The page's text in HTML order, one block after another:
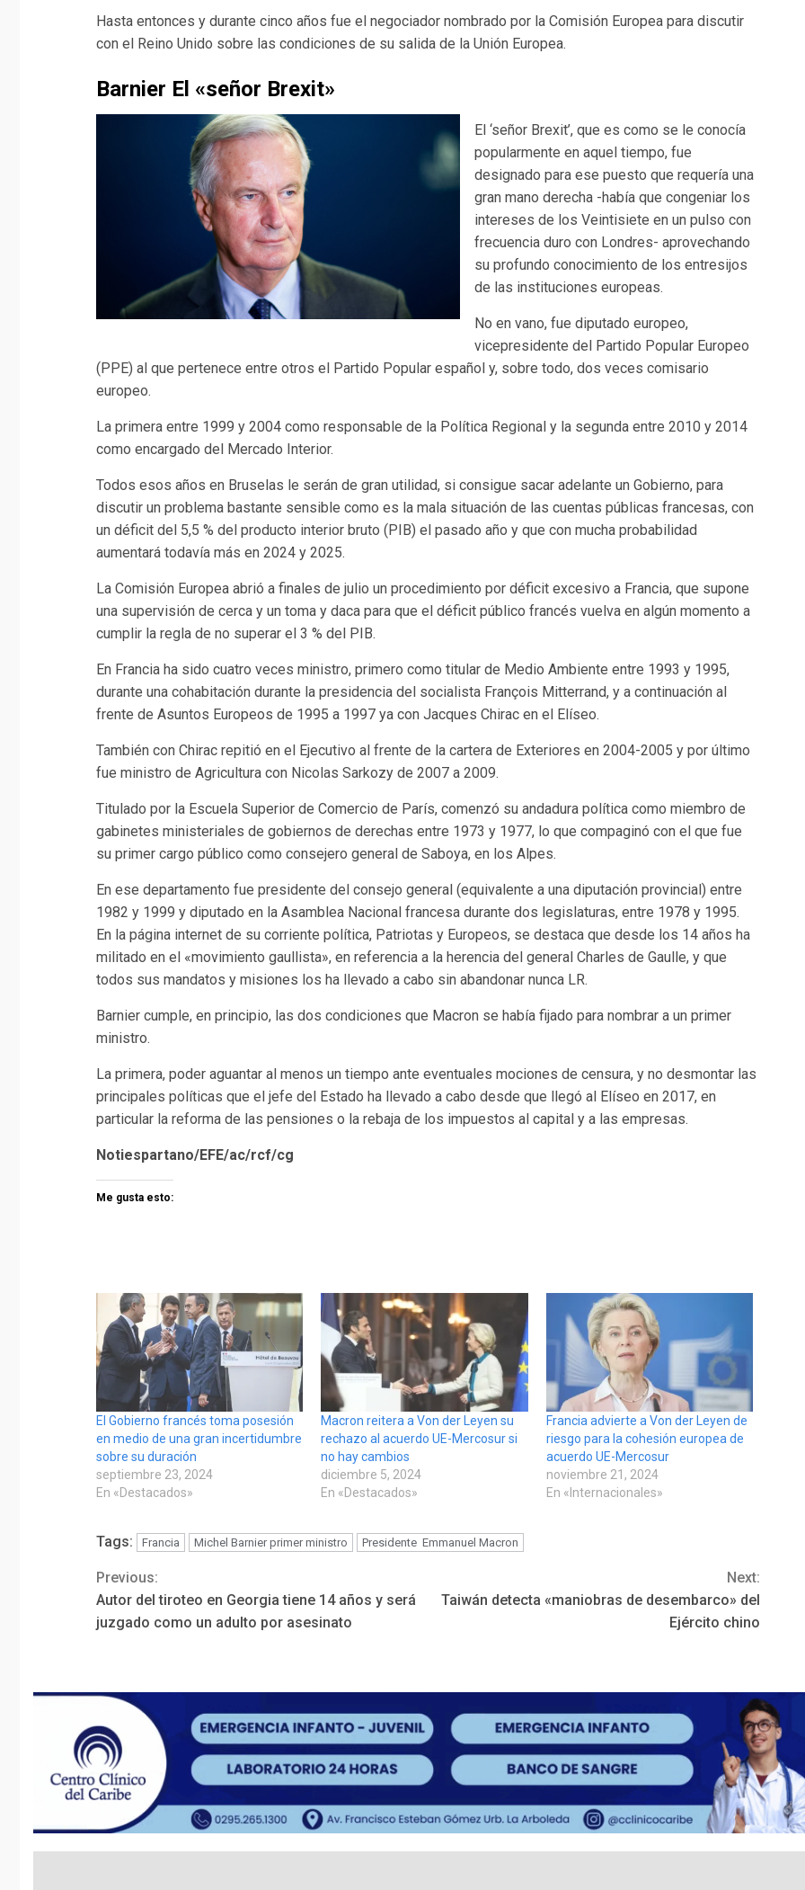
Hasta entonces y durante cinco años fue el negociador nombrado por la Comisión Europea para discutir
con el Reino Unido sobre las condiciones de su salida de la Unión Europea.
Barnier El «señor Brexit»
El ‘señor Brexit’, que es como se le conocía
popularmente en aquel tiempo, fue
designado para ese puesto que requería una
gran mano derecha -había que congeniar los
intereses de los Veintisiete en un pulso con
frecuencia duro con Londres- aprovechando
su profundo conocimiento de los entresijos
de las instituciones europeas.
No en vano, fue diputado europeo,
vicepresidente del Partido Popular Europeo
(PPE) al que pertenece entre otros el Partido Popular español y, sobre todo, dos veces comisario
europeo.
La primera entre 1999 y 2004 como responsable de la Política Regional y la segunda entre 2010 y 2014
como encargado del Mercado Interior.
Todos esos años en Bruselas le serán de gran utilidad, si consigue sacar adelante un Gobierno, para
discutir un problema bastante sensible como es la mala situación de las cuentas públicas francesas, con
un déficit del 5,5 % del producto interior bruto (PIB) el pasado año y que con mucha probabilidad
aumentará todavía más en 2024 y 2025.
La Comisión Europea abrió a finales de julio un procedimiento por déficit excesivo a Francia, que supone
una supervisión de cerca y un toma y daca para que el déficit público francés vuelva en algún momento a
cumplir la regla de no superar el 3 % del PIB.
En Francia ha sido cuatro veces ministro, primero como titular de Medio Ambiente entre 1993 y 1995,
durante una cohabitación durante la presidencia del socialista François Mitterrand, y a continuación al
frente de Asuntos Europeos de 1995 a 1997 ya con Jacques Chirac en el Elíseo.
También con Chirac repitió en el Ejecutivo al frente de la cartera de Exteriores en 2004-2005 y por último
fue ministro de Agricultura con Nicolas Sarkozy de 2007 a 2009.
Titulado por la Escuela Superior de Comercio de París, comenzó su andadura política como miembro de
gabinetes ministeriales de gobiernos de derechas entre 1973 y 1977, lo que compaginó con el que fue
su primer cargo público como consejero general de Saboya, en los Alpes.
En ese departamento fue presidente del consejo general (equivalente a una diputación provincial) entre
1982 y 1999 y diputado en la Asamblea Nacional francesa durante dos legislaturas, entre 1978 y 1995.
En la página internet de su corriente política, Patriotas y Europeos, se destaca que desde los 14 años ha
militado en el «movimiento gaullista», en referencia a la herencia del general Charles de Gaulle, y que
todos sus mandatos y misiones los ha llevado a cabo sin abandonar nunca LR.
Barnier cumple, en principio, las dos condiciones que Macron se había fijado para nombrar a un primer
ministro.
La primera, poder aguantar al menos un tiempo ante eventuales mociones de censura, y no desmontar las
principales políticas que el jefe del Estado ha llevado a cabo desde que llegó al Elíseo en 2017, en
particular la reforma de las pensiones o la rebaja de los impuestos al capital y a las empresas.
Notiespartano/EFE/ac/rcf/cg
Me gusta esto:
El Gobierno francés toma posesión
en medio de una gran incertidumbre
sobre su duración
septiembre 23, 2024
En «Destacados»
Macron reitera a Von der Leyen su
rechazo al acuerdo UE-Mercosur si
no hay cambios
diciembre 5, 2024
En «Destacados»
Francia advierte a Von der Leyen de
riesgo para la cohesión europea de
acuerdo UE-Mercosur
noviembre 21, 2024
En «Internacionales»
Tags: Francia Michel Barnier primer ministro Presidente Emmanuel Macron
Continue
Reading
Previous:
Autor del tiroteo en Georgia tiene 14 años y será
juzgado como un adulto por asesinato
Next:
Taiwán detecta «maniobras de desembarco» del
Ejército chino